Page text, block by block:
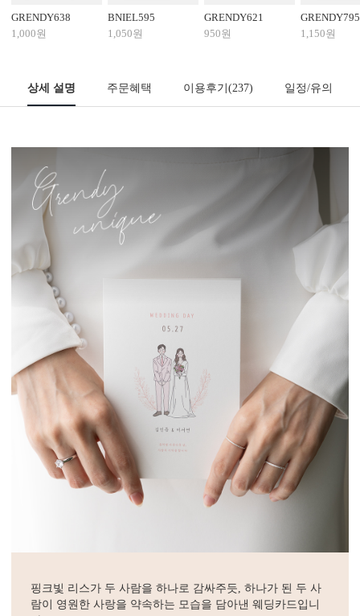
GRENDY638
1,000원
BNIEL595
1,050원
GRENDY621
950원
GRENDY795
1,150원
상세 설명 주문혜택 이용후기(237) 일정/유의
핑크빛 리스가 두 사람을 하나로 감싸주듯, 하나가 된 두 사
람이 영원한 사랑을 약속하는 모습을 담아낸 웨딩카드입니